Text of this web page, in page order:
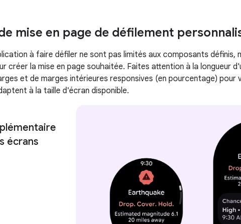
mise en page de défilement
à faire défiler ne sont pas limités aux composants définis,
créer la mise en page souhaitée. Faites attention à la longueur
et de marges intérieures responsives (en pourcentage) pour
à la taille d'écran disponible.
écrans